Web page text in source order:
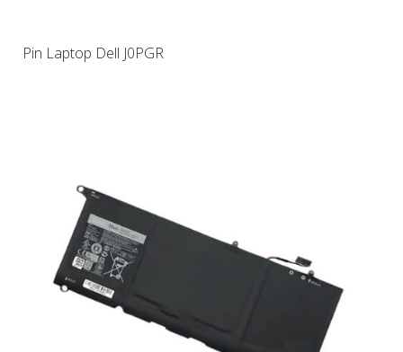
Pin Laptop Dell J0PGR